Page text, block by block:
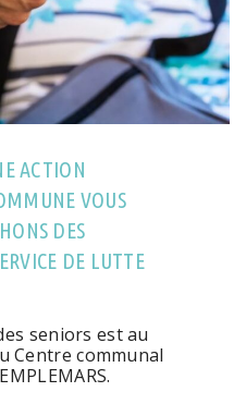
ACTION
VOUS
DES
DE LUTTE
seniors est au
Centre communal